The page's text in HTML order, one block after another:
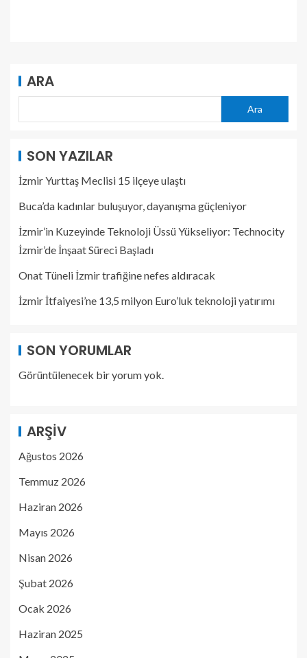
ARA
Ara
SON YAZILAR
İzmir Yurttaş Meclisi 15 ilçeye ulaştı
Buca’da kadınlar buluşuyor, dayanışma güçleniyor
İzmir’in Kuzeyinde Teknoloji Üssü Yükseliyor: Technocity
İzmir’de İnşaat Süreci Başladı
Onat Tüneli İzmir trafiğine nefes aldıracak
İzmir İtfaiyesi’ne 13,5 milyon Euro’luk teknoloji yatırımı
SON YORUMLAR
Görüntülenecek bir yorum yok.
ARŞIV
Ağustos 2026
Temmuz 2026
Haziran 2026
Mayıs 2026
Nisan 2026
Şubat 2026
Ocak 2026
Haziran 2025